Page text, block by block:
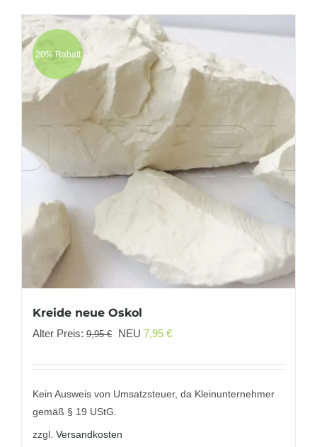
20% Rabatt
Kreide neue Oskol
Alter Preis: 9,95€
Ursprünglicher
9,95 €
NEU 7,95 €Aktueller
7,95 €.
Kein Ausweis von Umsatzsteuer, da Kleinunternehmer
gemäß § 19 UStG.
zzgl. Versandkosten